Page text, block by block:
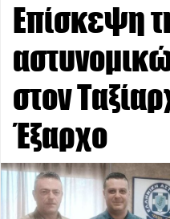
Επίσκεψη
στον
Έξαρχο